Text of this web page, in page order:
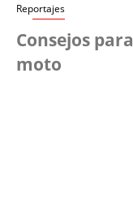
Reportajes
Consejos
moto